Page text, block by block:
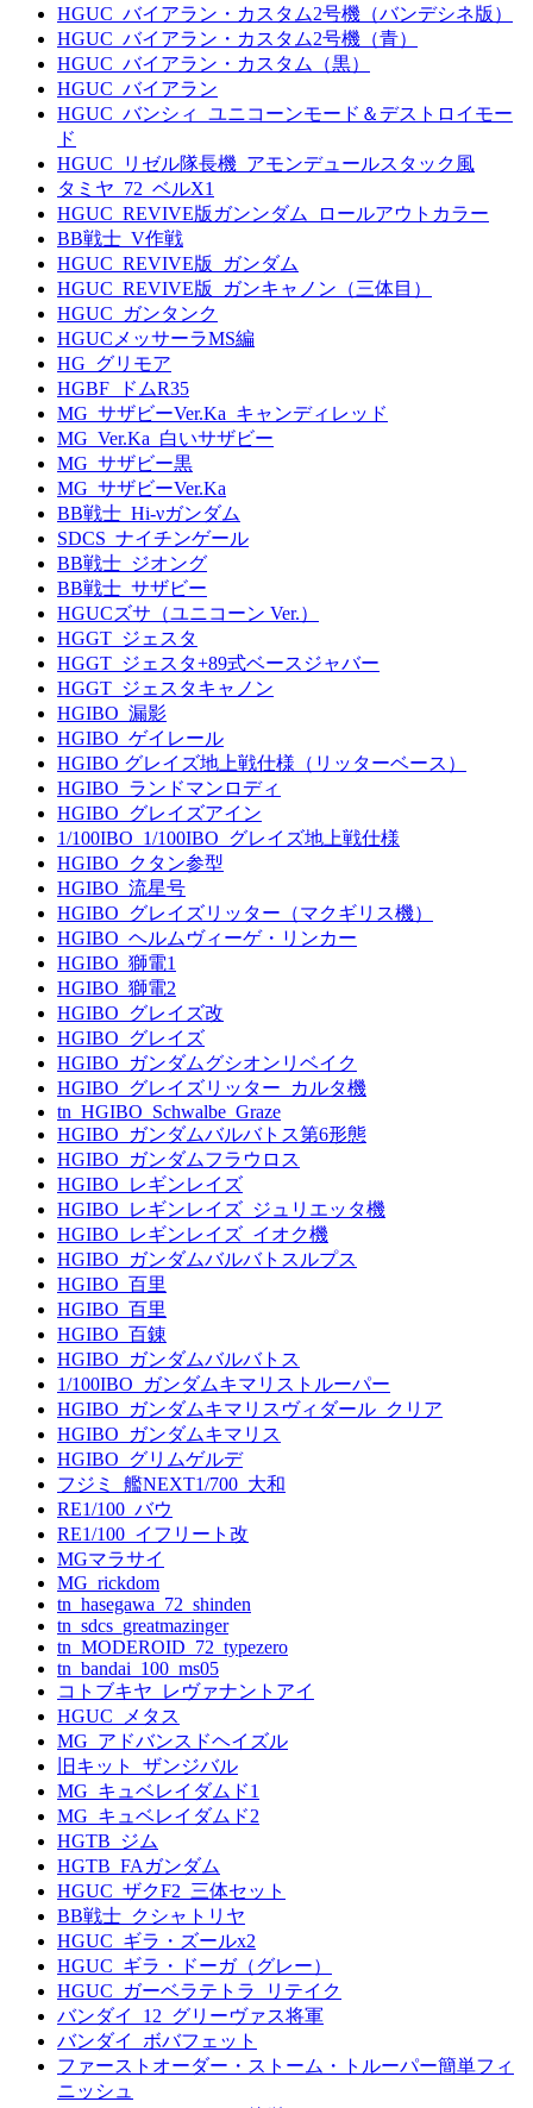
HGUC_バイアラン・カスタム2号機（バンデシネ版）
HGUC_バイアラン・カスタム2号機（青）
HGUC_バイアラン・カスタム（黒）
HGUC_バイアラン
HGUC_バンシィ_ユニコーンモード＆デストロイモー
ド
HGUC_リゼル隊長機_アモンデュールスタック風
タミヤ_72_ベルX1
HGUC_REVIVE版ガンンダム_ロールアウトカラー
BB戦士_V作戦
HGUC_REVIVE版_ガンダム
HGUC_REVIVE版_ガンキャノン（三体目）
HGUC_ガンタンク
HGUCメッサーラMS編
HG_グリモア
HGBF_ドムR35
MG_サザビーVer.Ka_キャンディレッド
MG_Ver.Ka_白いサザビー
MG_サザビー黒
MG_サザビーVer.Ka
BB戦士_Hi-νガンダム
SDCS_ナイチンゲール
BB戦士_ジオング
BB戦士_サザビー
HGUCズサ（ユニコーン Ver.）
HGGT_ジェスタ
HGGT_ジェスタ+89式ベースジャバー
HGGT_ジェスタキャノン
HGIBO_漏影
HGIBO_ゲイレール
HGIBO グレイズ地上戦仕様（リッターベース）
HGIBO_ランドマンロディ
HGIBO_グレイズアイン
1/100IBO_1/100IBO_グレイズ地上戦仕様
HGIBO_クタン参型
HGIBO_流星号
HGIBO_グレイズリッター（マクギリス機）
HGIBO_ヘルムヴィーゲ・リンカー
HGIBO_獅電1
HGIBO_獅電2
HGIBO_グレイズ改
HGIBO_グレイズ
HGIBO_ガンダムグシオンリベイク
HGIBO_グレイズリッター_カルタ機
tn_HGIBO_Schwalbe_Graze
HGIBO_ガンダムバルバトス第6形態
HGIBO_ガンダムフラウロス
HGIBO_レギンレイズ
HGIBO_レギンレイズ_ジュリエッタ機
HGIBO_レギンレイズ_イオク機
HGIBO_ガンダムバルバトスルプス
HGIBO_百里
HGIBO_百里
HGIBO_百錬
HGIBO_ガンダムバルバトス
1/100IBO_ガンダムキマリストルーパー
HGIBO_ガンダムキマリスヴィダール_クリア
HGIBO_ガンダムキマリス
HGIBO_グリムゲルデ
フジミ_艦NEXT1/700_大和
RE1/100_バウ
RE1/100_イフリート改
MGマラサイ
MG_rickdom
tn_hasegawa_72_shinden
tn_sdcs_greatmazinger
tn_MODEROID_72_typezero
tn_bandai_100_ms05
コトブキヤ_レヴァナントアイ
HGUC_メタス
MG_アドバンスドヘイズル
旧キット_ザンジバル
MG_キュベレイダムド1
MG_キュベレイダムド2
HGTB_ジム
HGTB_FAガンダム
HGUC_ザクF2_三体セット
BB戦士_クシャトリヤ
HGUC_ギラ・ズールx2
HGUC_ギラ・ドーガ（グレー）
HGUC_ガーベラテトラ_リテイク
バンダイ_12_グリーヴァス将軍
バンダイ_ボバフェット
ファーストオーダー・ストーム・トルーパー簡単フィ
ニッシュ